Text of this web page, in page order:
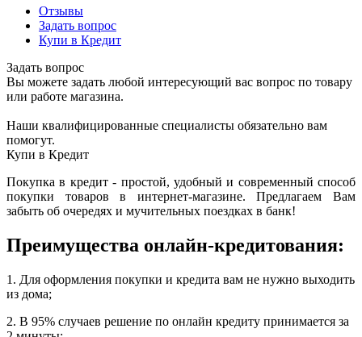
Отзывы
Задать вопрос
Купи в Кредит
Задать вопрос
Вы можете задать любой интересующий вас вопрос по товару
или работе магазина.
Наши квалифицированные специалисты обязательно вам
помогут.
Купи в Кредит
Покупка в кредит - простой, удобный и современный способ
покупки товаров в интернет-магазине. Предлагаем Вам
забыть об очередях и мучительных поездках в банк!
Преимущества онлайн-кредитования:
1. Для оформления покупки и кредита вам не нужно выходить
из дома;
2. В 95% случаев решение по онлайн кредиту принимается за